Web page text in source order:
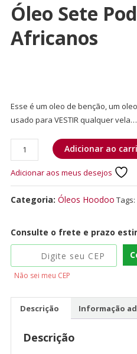
Óleo Sete
Africanos
Esse é um oleo de benção, um
usado para VESTIR qualquer vela…
Adicionar ao
Adicionar aos meus desejos
Categoria: Óleos Hoodoo Tags:
Consulte o frete e prazo
Não sei meu CEP
Descrição Informação
Descrição